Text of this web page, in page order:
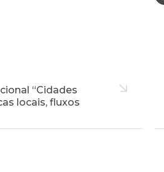
“Cidades
locais, fluxos